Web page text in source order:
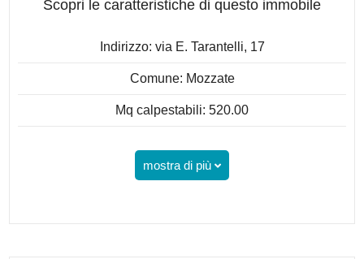
Scopri le caratteristiche di questo immobile
Indirizzo: via E. Tarantelli, 17
Comune: Mozzate
Mq calpestabili: 520.00
mostra di più